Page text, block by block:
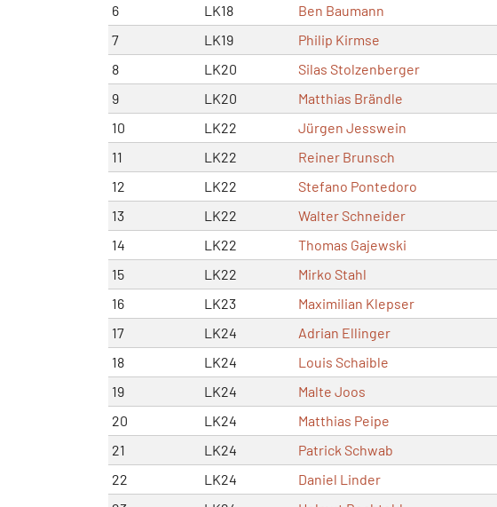
6
LK18 Ben Baumann
7
LK19 Philip Kirmse
8
LK20 Silas Stolzenberger
9
LK20 Matthias Brändle
10
LK22 Jürgen Jesswein
11
LK22 Reiner Brunsch
12
LK22 Stefano Pontedoro
13
LK22 Walter Schneider
14
LK22 Thomas Gajewski
15
LK22 Mirko Stahl
16
LK23 Maximilian Klepser
17
LK24 Adrian Ellinger
18
LK24 Louis Schaible
19
LK24 Malte Joos
20
LK24 Matthias Peipe
21
LK24 Patrick Schwab
22
LK24 Daniel Linder